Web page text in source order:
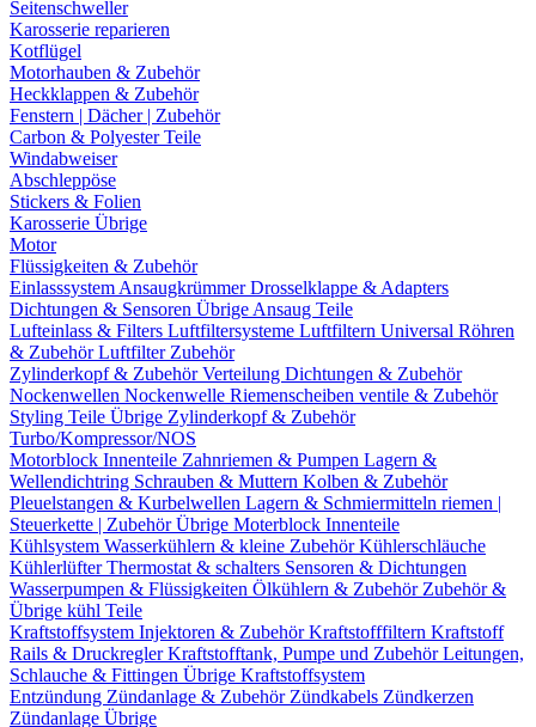
Seitenschweller
Karosserie reparieren
Kotflügel
Motorhauben & Zubehör
Heckklappen & Zubehör
Fenstern | Dächer | Zubehör
Carbon & Polyester Teile
Windabweiser
Abschleppöse
Stickers & Folien
Karosserie Übrige
Motor
Flüssigkeiten & Zubehör
Einlasssystem AnsaugkrümmerDrosselklappe & Adapters
Dichtungen & Sensoren Übrige Ansaug Teile
Lufteinlass & Filters Luftfiltersysteme Luftfiltern Universal Röhren
& ZubehörLuftfilter Zubehör
Zylinderkopf & ZubehörVerteilung Dichtungen & Zubehör
Nockenwellen Nockenwelle Riemenscheiben ventile & Zubehör
Styling Teile Übrige Zylinderkopf & Zubehör
Turbo/Kompressor/NOS
Motorblock Innenteile Zahnriemen & Pumpen Lagern &
Wellendichtring Schrauben & Muttern Kolben & Zubehör
Pleuelstangen & Kurbelwellen Lagern & Schmiermitteln riemen |
Steuerkette | ZubehörÜbrige Moterblock Innenteile
Kühlsystem Wasserkühlern & kleine ZubehörKühlerschläuche
KühlerlüfterThermostat & schalters Sensoren & Dichtungen
Wasserpumpen & Flüssigkeiten Ölkühlern & Zubehör Zubehör &
Übrige kühl Teile
Kraftstoffsystem Injektoren & ZubehörKraftstofffiltern Kraftstoff
Rails & DruckreglerKraftstofftank, Pumpe und ZubehörLeitungen,
Schlauche & Fittingen Übrige Kraftstoffsystem
Entzündung Zündanlage & Zubehör Zündkabels Zündkerzen
Zündanlage Übrige